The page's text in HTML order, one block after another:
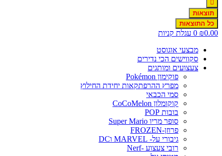
תוצאות
כל התוצאות
₪
0 עגלת קניות
מבצעי אוגוסט
סקווישים הכי נדירים
צעצועים ומותגים
פוקימון Pokémon
מפרץ ההרפתקאות יחידת החילוץ
סמי הכבאי
קוקומלון CoCoMelon
בובות POP
סופר מריו Super Mario
פרוזן-FROZEN
גיבורי על- MARVEL וDC
רובי צעצוע -Nerf